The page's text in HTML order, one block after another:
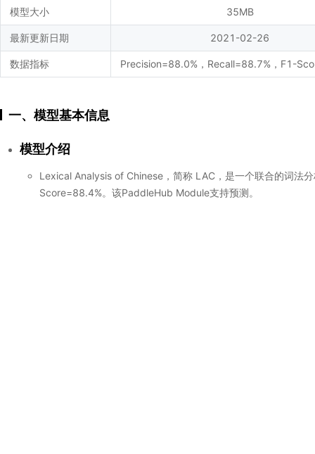
模型大小 35MB
最新更新日期 2021-02-26
数据指标 Precision=88.0%，Recall=88.7%，F1-
一、模型基本信息
模型介绍
Lexical Analysis of Chinese，简称 LAC，是一个联合的词法
Score=88.4%。该PaddleHub Module支持预测。